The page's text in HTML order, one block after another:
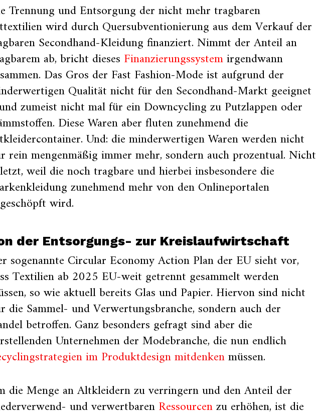
Trennung und Entsorgung der nicht mehr tragbaren
wird durch Quersubventionierung aus dem Verkauf der
Secondhand-Kleidung finanziert. Nimmt der Anteil an
ab, bricht dieses Finanzierungssystemirgendwann
Das Gros der Fast Fashion-Mode ist aufgrund der
Qualität nicht für den Secondhand-Markt geeignet
zumeist nicht mal für ein Downcycling zu Putzlappen oder
Diese Waren aber fluten zunehmend die
Und: die minderwertigen Waren werden nicht
rein mengenmäßig immer mehr, sondern auch prozentual. Nicht
weil die noch tragbare und hierbei insbesondere die
zunehmend mehr von den Onlineportalen
wird.
der Entsorgungs- zur Kreislaufwirtschaft
sogenannte Circular Economy Action Plan der EU sieht vor,
Textilien ab 2025 EU-weit getrennt gesammelt werden
so wie aktuell bereits Glas und Papier. Hiervon sind nicht
die Sammel- und Verwertungsbranche, sondern auch der
betroffen. Ganz besonders gefragt sind aber die
Unternehmen der Modebranche, die nun endlich
im Produktdesign mitdenkenmüssen.
die Menge an Altkleidern zu verringern und den Anteil der
und verwertbarenRessourcenzu erhöhen, ist die